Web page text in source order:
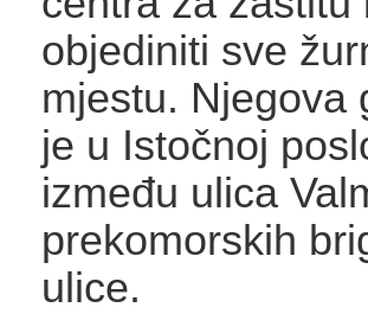
objediniti sve
mjestu. Njegova
je u Istočnoj
između ulica
prekomorskih
ulice.